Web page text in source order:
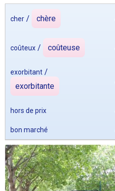
cher / chère
coûteux / coûteuse
exorbitant /
exorbitante
hors de prix
bon marché